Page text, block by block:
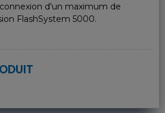
d'un maximum de
FlashSystem 5000.